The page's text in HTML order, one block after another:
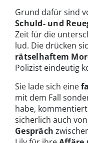
Grund dafür sind
Schuld- und
Zeit für die
lud. Die drücken
rätselhaftem
Polizist eindeutig
Sie lade sich eine
mit dem Fall
habe,
sicherlich auch
Gespräch